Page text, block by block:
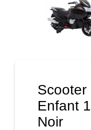
Scooter
Enfant
Noir